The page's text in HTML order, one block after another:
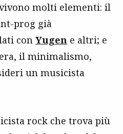
molti elementi: il
prog già
con Yugen e altri; e
il minimalismo,
un musicista
rock che trova più